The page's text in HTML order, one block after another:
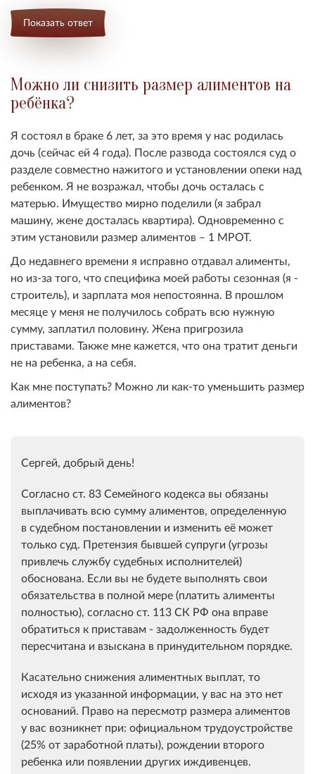
Показать ответ
Можно ли снизить размер алиментов на
ребёнка?
Я состоял в браке 6 лет, за это время у нас родилась
дочь (сейчас ей 4 года). После развода состоялся суд о
разделе совместно нажитого и установлении опеки над
ребенком. Я не возражал, чтобы дочь осталась с
матерью. Имущество мирно поделили (я забрал
машину, жене досталась квартира). Одновременно с
этим установили размер алиментов – 1 МРОТ.
До недавнего времени я исправно отдавал алименты,
но из-за того, что специфика моей работы сезонная (я -
строитель), и зарплата моя непостоянна. В прошлом
месяце у меня не получилось собрать всю нужную
сумму, заплатил половину. Жена пригрозила
приставами. Также мне кажется, что она тратит деньги
не на ребенка, а на себя.
Как мне поступать? Можно ли как-то уменьшить размер
алиментов?
Сергей, добрый день!
Согласно ст. 83 Семейного кодекса вы обязаны
выплачивать всю сумму алиментов, определенную
в судебном постановлении и изменить её может
только суд. Претензия бывшей супруги (угрозы
привлечь службу судебных исполнителей)
обоснована. Если вы не будете выполнять свои
обязательства в полной мере (платить алименты
полностью), согласно ст. 113 СК РФ она вправе
обратиться к приставам - задолженность будет
пересчитана и взыскана в принудительном порядке.
Касательно снижения алиментных выплат, то
исходя из указанной информации, у вас на это нет
оснований. Право на пересмотр размера алиментов
у вас возникнет при: официальном трудоустройстве
(25% от заработной платы), рождении второго
ребенка или появлении других иждивенцев.